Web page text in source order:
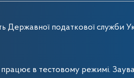
Державної податкової служби
в тестовому режимі.